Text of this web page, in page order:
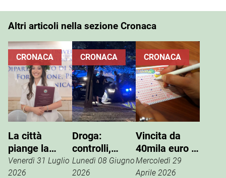
Altri articoli nella sezione Cronaca
CRONACA
La città
piange la
prematura
scomparsa di
Venerdì 31 Luglio
2026
CRONACA
Droga:
controlli,
perquisizioni
e arresti
Lunedì 08 Giugno
2026
CRONACA
Vincita da
40mila euro al
SuperEnalotto
Mercoledì 29
Aprile 2026